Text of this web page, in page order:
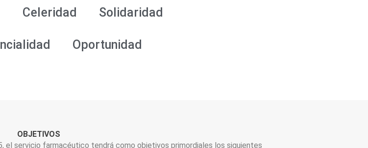
Celeridad Solidaridad
Oportunidad
OBJETIVOS
el servicio farmacéutico tendrá como objetivos primordiales los siguientes